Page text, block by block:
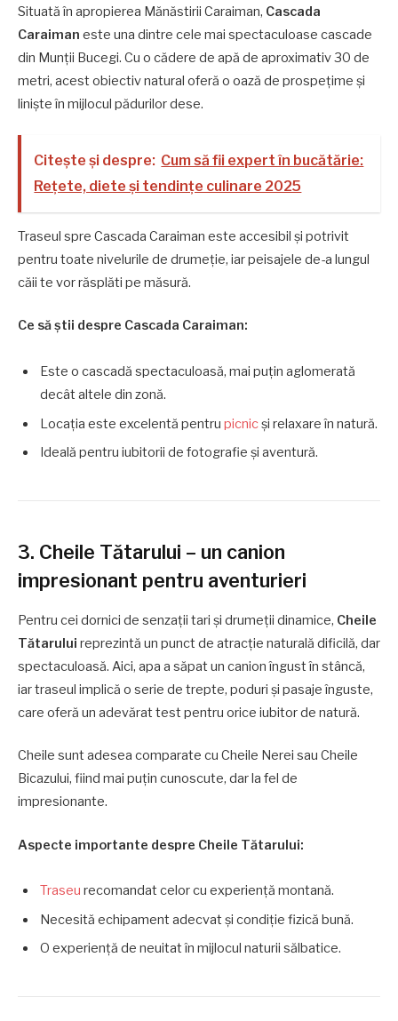
Situată în apropierea Mănăstirii Caraiman, Cascada
Caraiman este una dintre cele mai spectaculoase cascade
din Munții Bucegi. Cu o cădere de apă de aproximativ 30 de
metri, acest obiectiv natural oferă o oază de prospețime și
liniște în mijlocul pădurilor dese.
Citește și despre: Cum să fii expert în bucătărie:
Rețete, diete și tendințe culinare 2025
Traseul spre Cascada Caraiman este accesibil și potrivit
pentru toate nivelurile de drumeție, iar peisajele de-a lungul
căii te vor răsplăti pe măsură.
Ce să știi despre Cascada Caraiman:
Este o cascadă spectaculoasă, mai puțin aglomerată
decât altele din zonă.
Locația este excelentă pentru picnicși relaxare în natură.
Ideală pentru iubitorii de fotografie și aventură.
3. Cheile Tătarului – un canion
impresionant pentru aventurieri
Pentru cei dornici de senzații tari și drumeții dinamice, Cheile
Tătarului reprezintă un punct de atracție naturală dificilă, dar
spectaculoasă. Aici, apa a săpat un canion îngust în stâncă,
iar traseul implică o serie de trepte, poduri și pasaje înguste,
care oferă un adevărat test pentru orice iubitor de natură.
Cheile sunt adesea comparate cu Cheile Nerei sau Cheile
Bicazului, fiind mai puțin cunoscute, dar la fel de
impresionante.
Aspecte importante despre Cheile Tătarului:
Traseu recomandat celor cu experiență montană.
Necesită echipament adecvat și condiție fizică bună.
O experiență de neuitat în mijlocul naturii sălbatice.